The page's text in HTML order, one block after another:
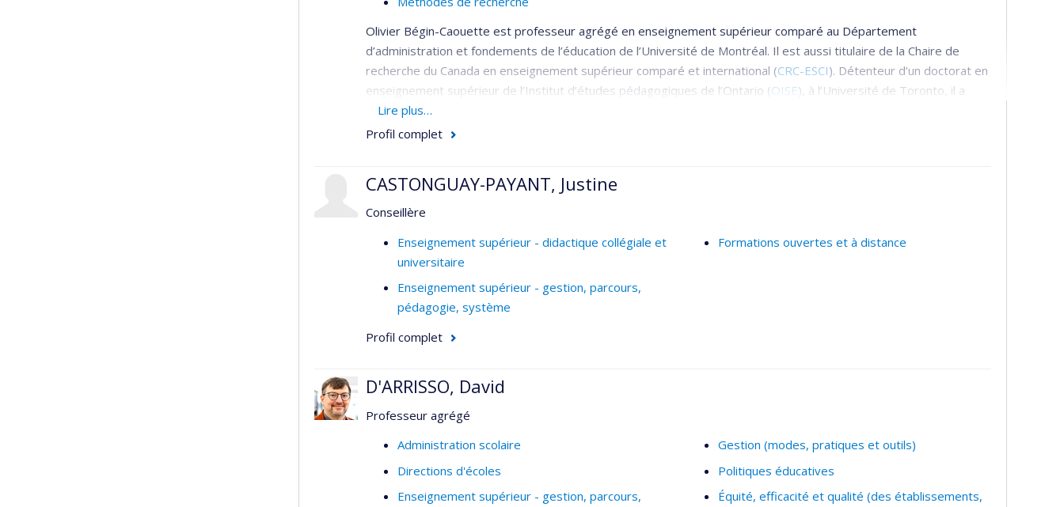
Olivier Bégin-Caouette est professeur agrégé en enseignement supérieur comparé au Département
d’administration et fondements de l’éducation de l’Université de Montréal. Il est aussi titulaire de la Chaire de
recherche du Canada en enseignement supérieur comparé et international (CRC-ESCI). Détenteur d’un doctorat en
enseignement supérieur de l’Institut d’études pédagogiques de l’Ontario (OISE), à l’Université de Toronto, il a
complété un postdoctorat et demeure membre associé du Centre interuniversitaire de recherche sur la science et
la technologie ( CIRST
enseignement supérieur et les voies alternatives d'internationalisation afin de favoriser la compréhension mutuelle
entre les peuples.
Lire plus…
Profil complet
CASTONGUAY-PAYANT, Justine
Conseillère
Enseignement supérieur - didactique collégiale et
universitaire
Enseignement supérieur - gestion, parcours,
pédagogie, système
Formations ouvertes et à distance
Profil complet
D'ARRISSO, David
Professeur agrégé
Administration scolaire
Directions d'écoles
Enseignement supérieur - gestion, parcours,
Gestion (modes, pratiques et outils)
Politiques éducatives
Équité, efficacité et qualité (des établissements,